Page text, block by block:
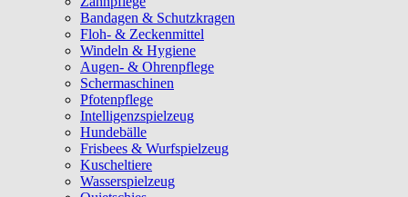
Bandagen & Schutzkragen
Floh- & Zeckenmittel
Windeln & Hygiene
Augen- & Ohrenpflege
Schermaschinen
Pfotenpflege
Intelligenzspielzeug
Hundebälle
Frisbees & Wurfspielzeug
Kuscheltiere
Wasserspielzeug